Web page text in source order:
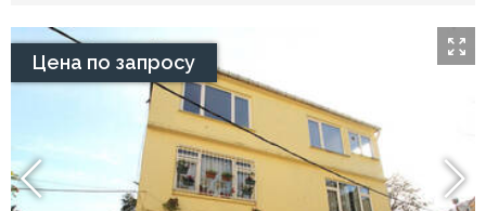
Цена по запросу